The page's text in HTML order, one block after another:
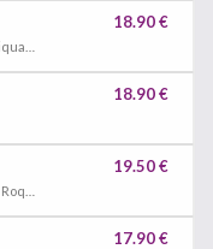
18.90 €
18.90 €
19.50 €
17.90 €